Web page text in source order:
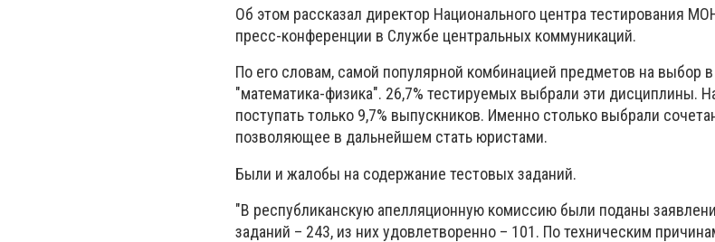
Об этом рассказал директор Национального центра тестирования
пресс-конференции в Службе центральных коммуникаций.
По его словам, самой популярной комбинацией предметов на выбор в
"математика-физика". 26,7% тестируемых выбрали эти дисциплины.
поступать только 9,7% выпускников. Именно столько выбрали
позволяющее в дальнейшем стать юристами.
Были и жалобы на содержание тестовых заданий.
"В республиканскую апелляционную комиссию были поданы
заданий – 243, из них удовлетворенно – 101. По техническим